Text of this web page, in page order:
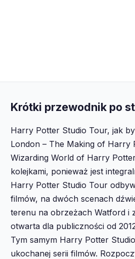
Krótki przewodnik po
Harry Potter Studio Tour, jak
London – The Making of Harry
Wizarding World of Harry
kolejkami, ponieważ jest
Harry Potter Studio Tour
filmów, na dwóch scenach
terenu na obrzeżach Watford i
otwarta dla publiczności od
Tym samym Harry Potter
ukochanej serii filmów.